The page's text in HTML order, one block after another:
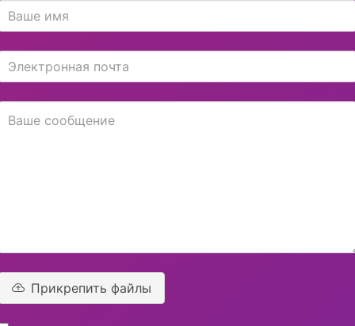
Прикрепить файлы